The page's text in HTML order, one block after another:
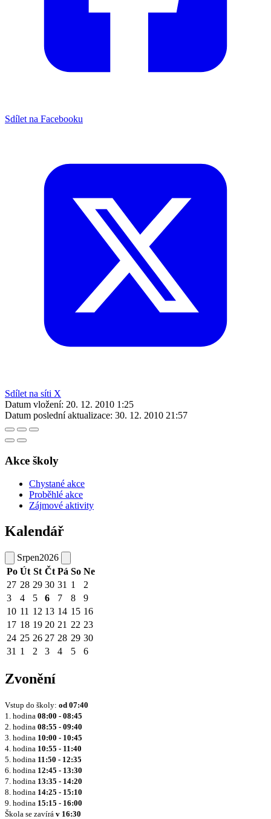
Sdílet na Facebooku
Sdílet na síti X
Datum vložení: 20. 12. 2010 1:25
Datum poslední aktualizace: 30. 12. 2010 21:57
Akce školy
Chystané akce
Proběhlé akce
Zájmové aktivity
Kalendář
Srpen2026
Po Út St Čt Pá So Ne
27 28 29 30 31 1
2
3
4 5 6 7 8
9
10 11 12 13 14 15 16
17 18 19 20 21 22 23
24 25 26 27 28 29 30
31 1 2 3 4 5 6
Zvonění
Vstup do školy: od 07:40
1. hodina 08:00 - 08:45
2. hodina 08:55 - 09:40
3. hodina 10:00 - 10:45
4. hodina 10:55 - 11:40
5. hodina 11:50 - 12:35
6. hodina 12:45 - 13:30
7. hodina 13:35 - 14:20
8. hodina 14:25 - 15:10
9. hodina 15:15 - 16:00
Škola se zavírá v 16:30